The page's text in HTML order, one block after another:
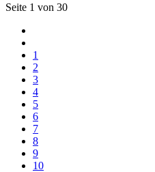
Seite 1 von 30
1
2
3
4
5
6
7
8
9
10